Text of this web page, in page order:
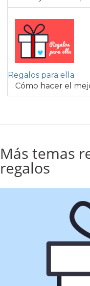
Regalos para ella
Cómo hacer el
Más temas
regalos